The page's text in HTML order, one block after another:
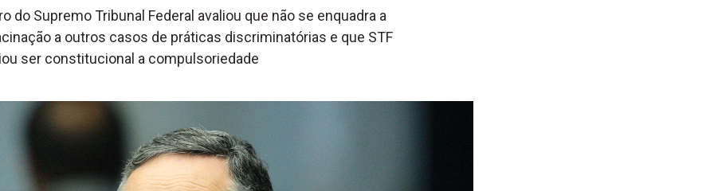
do Supremo Tribunal Federal avaliou que não se enquadra a
a outros casos de práticas discriminatórias e que STF
ser constitucional a compulsoriedade